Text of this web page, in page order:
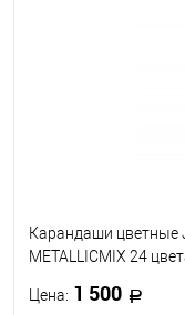
Карандаши цветные
METALLICMIX 24
Цена: 1 500